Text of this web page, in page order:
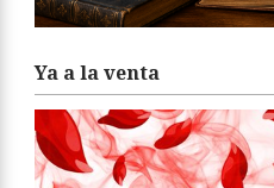
Ya a la venta